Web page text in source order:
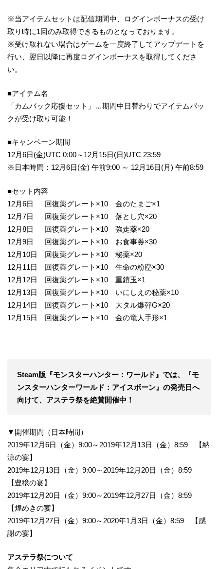
※当アイテムセットは配信期間中、ログインボーナスの受け
取り時に1回のみ取得できるものとなっております。
※受け取れない場合はゲームを一度終了してアップデートを
行い、翌日以降に再度ログインボーナスを取得してくださ
い。
■アイテム名
「カムバック応援セット」…期間中日替わりでアイテムパッ
クが受け取り可能！
■キャンペーン期間
12月6日(金)UTC 0:00～12月15日(日)UTC 23:59
※日本時間：12月6日(金) 午前9:00 ～ 12月16日(月) 午前8:59
■セット内容
12月6日 回復薬グレート×10 金のたまご×1
12月7日 回復薬グレート×10 落とし穴×20
12月8日 回復薬グレート×10 強走薬×20
12月9日 回復薬グレート×10 お食事券×30
12月10日 回復薬グレート×10 秘薬×20
12月11日 回復薬グレート×10 生命の粉塵×30
12月12日 回復薬グレート×10 重鎧玉×1
12月13日 回復薬グレート×10 いにしえの秘薬×10
12月14日 回復薬グレート×10 大タル爆弾G×20
12月15日 回復薬グレート×10 金の竜人手形×1
Steam版『モンスターハンター：ワールド』では、『モ
ンスターハンターワールド：アイスボーン』の発売日へ
向けて、アステラ祭を絶賛開催中！
▼開催期間（日本時間）
2019年12月6日（金）9:00～2019年12月13日（金）8:59 【納
涼の宴】
2019年12月13日（金）9:00～2019年12月20日（金）8:59
【豊穣の宴】
2019年12月20日（金）9:00～2019年12月27日（金）8:59
【煌めきの宴】
2019年12月27日（金）9:00～2020年1月3日（金）8:59 【感
謝の宴】
アステラ祭について